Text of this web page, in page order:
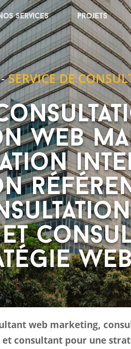
services Projets
SERVICE DE
web
web marketing,
consultant pour une